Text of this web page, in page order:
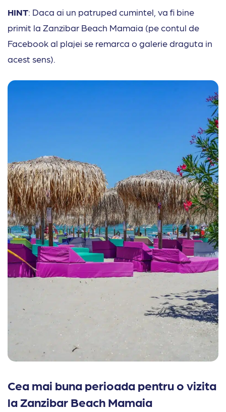
HINT: Daca ai un patruped cumintel, va fi bine
primit la Zanzibar Beach Mamaia (pe contul de
Facebook al plajei se remarca o galerie draguta in
acest sens).
Cea mai buna perioada pentru o vizita
la Zanzibar Beach Mamaia